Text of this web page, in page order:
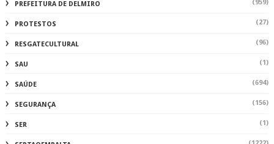
PREFEITURA DE DELMIRO (959)
PROTESTOS (27)
RESGATECULTURAL (96)
SAU (1)
SAÚDE (694)
SEGURANÇA (156)
SER (1)